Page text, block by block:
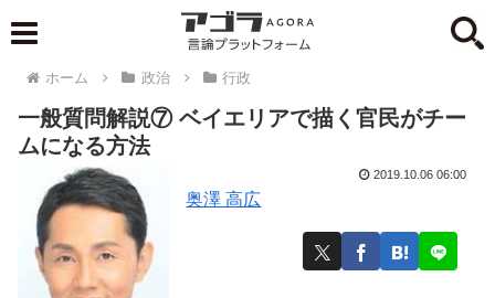
ホーム 政治 行政
一般質問解説⑦ ベイエリアで描く官民がチー
ムになる方法
奥澤 高広
2019.10.06 06:00